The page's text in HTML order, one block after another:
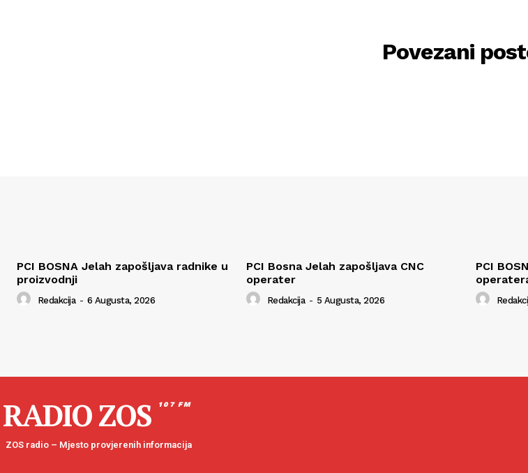
Povezani
PCI BOSNA Jelah zapošljava radnike u
proizvodnji
Redakcija - 6 Augusta, 2026
PCI Bosna Jelah zapošljava CNC
operater
Redakcija - 5 Augusta, 2026
PCI
RADIO ZOS 107 FM
ZOS radio – Mjesto provjerenih informacija